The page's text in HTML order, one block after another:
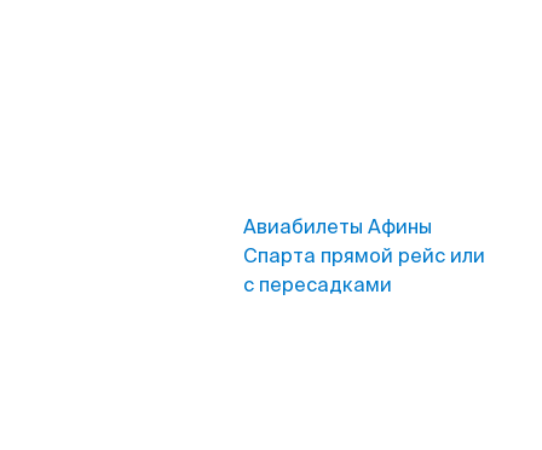
Авиабилеты Афины
Спарта прямой рейс или
с пересадками